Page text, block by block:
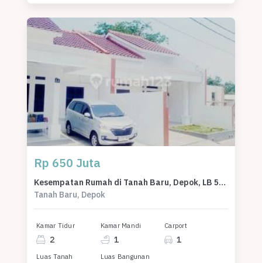
Rp 650 Juta
Kesempatan Rumah di Tanah Baru, Depok, LB 50m², Harga 650 Juta
Tanah Baru, Depok
Kamar Tidur
2
Kamar Mandi
1
Carport
1
Luas Tanah Luas Bangunan